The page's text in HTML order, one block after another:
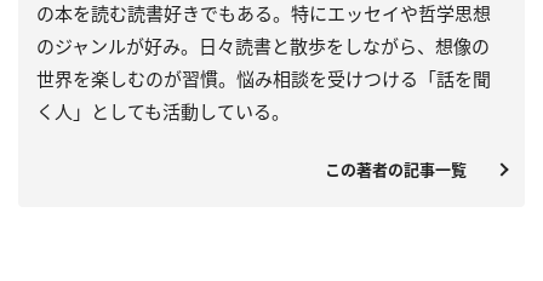
の本を読む読書好きでもある。特にエッセイや哲学思想
のジャンルが好み。日々読書と散歩をしながら、想像の
世界を楽しむのが習慣。悩み相談を受けつける「話を聞
く人」としても活動している。
この著者の記事一覧